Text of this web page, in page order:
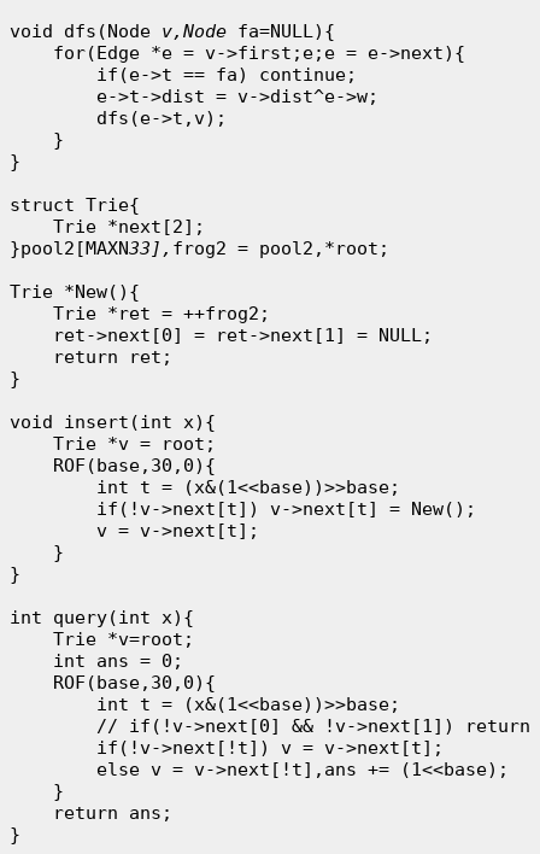
void dfs(Node v,Node fa=NULL){
    for(Edge *e = v->first;e;e = e->next){
        if(e->t == fa) continue;
        e->t->dist = v->dist^e->w;
        dfs(e->t,v);
    }
}
struct Trie{
    Trie *next[2];
}pool2[MAXN33], frog2 = pool2,*root;
Trie *New(){
    Trie *ret = ++frog2;
    ret->next[0] = ret->next[1] = NULL;
    return ret;
}
void insert(int x){
    Trie *v = root;
    ROF(base,30,0){
        int t = (x&(1<<base))>>base;
        if(!v->next[t]) v->next[t] = New();
        v = v->next[t];
    }
}
int query(int x){
    Trie *v=root;
    int ans = 0;
    ROF(base,30,0){
        int t = (x&(1<<base))>>base;
// if(!v->next[0] && !v->next[1]) return
        if(!v->next[!t]) v = v->next[t];
        else v = v->next[!t],ans += (1<<base);
    }
    return ans;
}